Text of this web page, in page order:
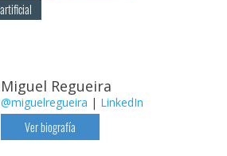
Miguel Regueira
@miguelregueira | LinkedIn
Ver biografía